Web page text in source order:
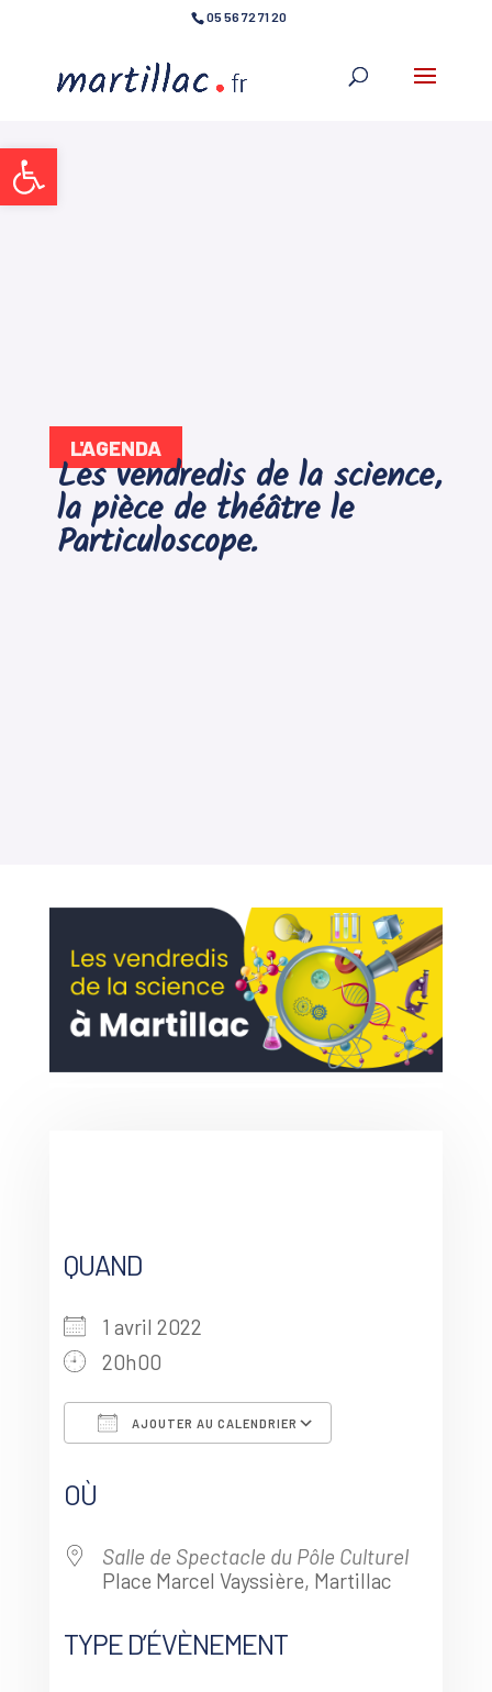
Ouvrir la barre d’outils
05 56 72 71 20
L'AGENDA
Les vendredis de la science,
la pièce de théâtre le
Particuloscope.
QUAND
1 avril 2022
20h00
AJOUTER AU CALENDRIER
OÙ
Salle de Spectacle du Pôle Culturel
Place Marcel Vayssière, Martillac
TYPE D’ÉVÈNEMENT